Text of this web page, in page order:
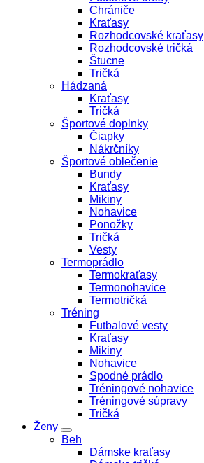
Chrániče
Kraťasy
Rozhodcovské kraťasy
Rozhodcovské tričká
Štucne
Tričká
Hádzaná
Kraťasy
Tričká
Športové doplnky
Čiapky
Nákrčníky
Športové oblečenie
Bundy
Kraťasy
Mikiny
Nohavice
Ponožky
Tričká
Vesty
Termoprádlo
Termokraťasy
Termonohavice
Termotričká
Tréning
Futbalové vesty
Kraťasy
Mikiny
Nohavice
Spodné prádlo
Tréningové nohavice
Tréningové súpravy
Tričká
Ženy
Beh
Dámske kraťasy